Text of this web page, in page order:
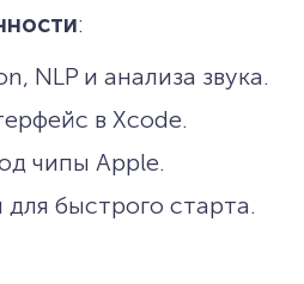
:
NLP и анализа звука.
в Xcode.
чипы Apple.
быстрого старта.